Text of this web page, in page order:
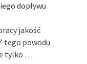
dopływu
jakość
tego powodu
tylko …